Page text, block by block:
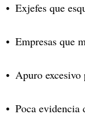
Exjefes que
Empresas que
Apuro
Poca evidencia